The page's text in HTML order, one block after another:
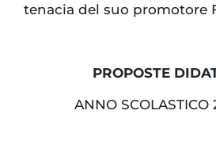
tenacia del suo promotore
PROPOSTE
ANNO SCOLASTICO